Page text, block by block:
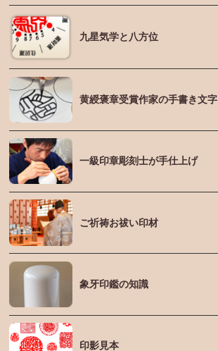
九星気学と八方位
黄綬褒章受賞作家の手書き文字
一級印章彫刻士が手仕上げ
ご祈祷お祓い印材
象牙印鑑の知識
印影見本